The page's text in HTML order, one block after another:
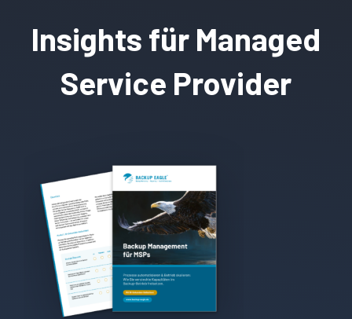
Insights für Managed
Service Provider